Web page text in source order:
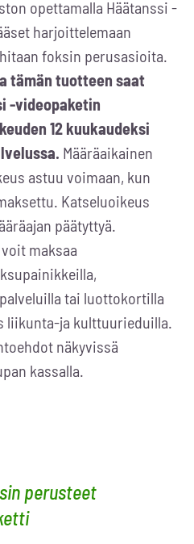
opettamalla Häätanssi -
harjoittelemaan
foksin perusasioita.
tämän tuotteen saat
-videopaketin
12 kuukaudeksi
Määräaikainen
astuu voimaan, kun
Katseluoikeus
päätyttyä.
maksaa
tai luottokortilla
liikunta-ja kulttuurieduilla.
näkyvissä
kassalla.
perusteet